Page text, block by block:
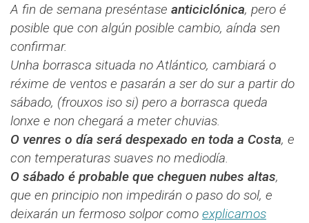
A fin de semana preséntase anticiclónica, pero é
posible que con algún posible cambio, aínda sen
confirmar.
Unha borrasca situada no Atlántico, cambiará o
réxime de ventos e pasarán a ser do sur a partir do
sábado, (frouxos iso si) pero a borrasca queda
lonxe e non chegará a meter chuvias.
O venres o día será despexado en toda a Costa, e
con temperaturas suaves no mediodía.
O sábado é probable que cheguen nubes altas,
que en principio non impedirán o paso do sol, e
deixarán un fermoso solpor como explicamos